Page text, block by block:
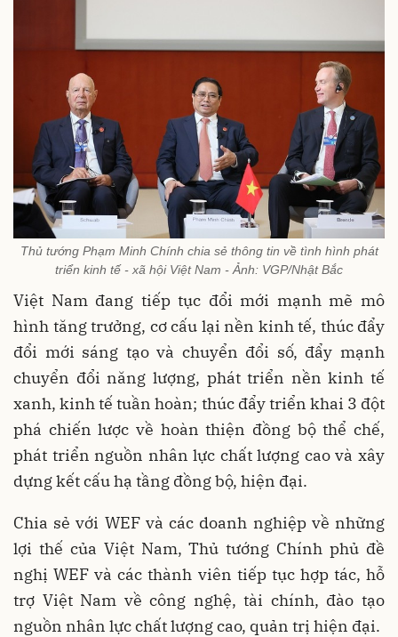
Thủ tướng Phạm Minh Chính chia sẻ thông tin về tình hình phát
triển kinh tế - xã hội Việt Nam - Ảnh: VGP/Nhật Bắc
Việt Nam đang tiếp tục đổi mới mạnh mẽ mô
hình tăng trưởng, cơ cấu lại nền kinh tế, thúc đẩy
đổi mới sáng tạo và chuyển đổi số, đẩy mạnh
chuyển đổi năng lượng, phát triển nền kinh tế
xanh, kinh tế tuần hoàn; thúc đẩy triển khai 3 đột
phá chiến lược về hoàn thiện đồng bộ thể chế,
phát triển nguồn nhân lực chất lượng cao và xây
dựng kết cấu hạ tầng đồng bộ, hiện đại.
Chia sẻ với WEF và các doanh nghiệp về những
lợi thế của Việt Nam, Thủ tướng Chính phủ đề
nghị WEF và các thành viên tiếp tục hợp tác, hỗ
trợ Việt Nam về công nghệ, tài chính, đào tạo
nguồn nhân lực chất lượng cao, quản trị hiện đại.